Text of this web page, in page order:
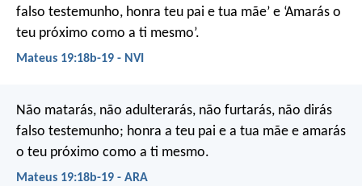
falso testemunho, honra teu pai e tua mãe’ e ‘Amarás o
teu próximo como a ti mesmo’.
Mateus 19:18b-19 - NVI
Não matarás, não adulterarás, não furtarás, não dirás
falso testemunho; honra a teu pai e a tua mãe e amarás
o teu próximo como a ti mesmo.
Mateus 19:18b-19 - ARA